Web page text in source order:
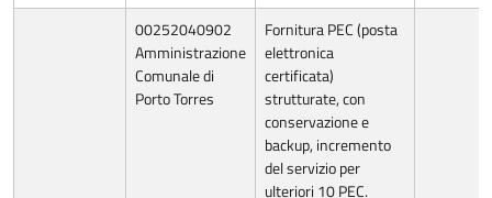
00252040902
Amministrazione
Comunale di
Porto Torres
Fornitura PEC (posta
elettronica
certificata)
strutturate, con
conservazione e
backup, incremento
del servizio per
ulteriori 10 PEC.